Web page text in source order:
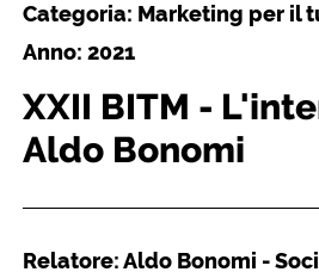
Categoria: Marketing per il
Anno: 2021
XXII BITM -
Aldo Bonomi
Relatore: Aldo Bonomi -